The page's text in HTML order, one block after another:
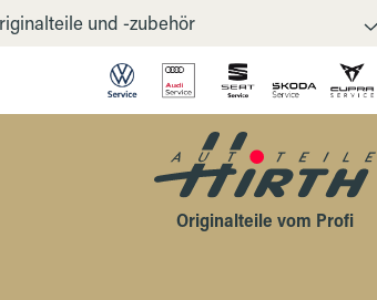
und -zubehör
Originalteile vom Profi